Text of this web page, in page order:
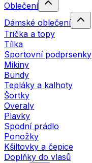
Oblečení
Dámské oblečení
Trička a topy
Tílka
Sportovní podprsenky
Mikiny
Bundy
Tepláky a kalhoty
Šortky
Overaly
Plavky
Spodní prádlo
Ponožky
Kšiltovky a čepice
Doplňky do vlasů